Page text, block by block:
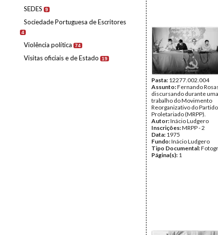
SEDES 9
Sociedade Portuguesa de Escritores
4
Violência política 74
Visitas oficiais e de Estado 19
Pasta: 12277.002.004
Assunto:Fernando
discursando durante
trabalho do Movimento
Reorganizativo do
Proletariado (MRPP).
Autor:Inácio Ludgero
Inscrições:MRPP - 2
Data: 1975
Fundo:Inácio Ludgero
Tipo Documental:
Página(s): 1